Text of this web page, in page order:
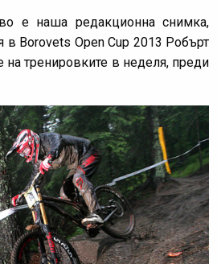
е наша редакционна снимка,
в Borovets Open Cup 2013 Робърт
тренировките в неделя, преди